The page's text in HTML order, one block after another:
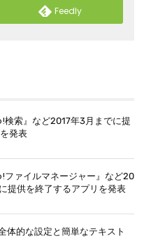
Feedly
索』など2017年3月までに提
発表
ァイルマネージャー』など20
提供を終了するアプリを発表
的な設定と簡単なテキスト